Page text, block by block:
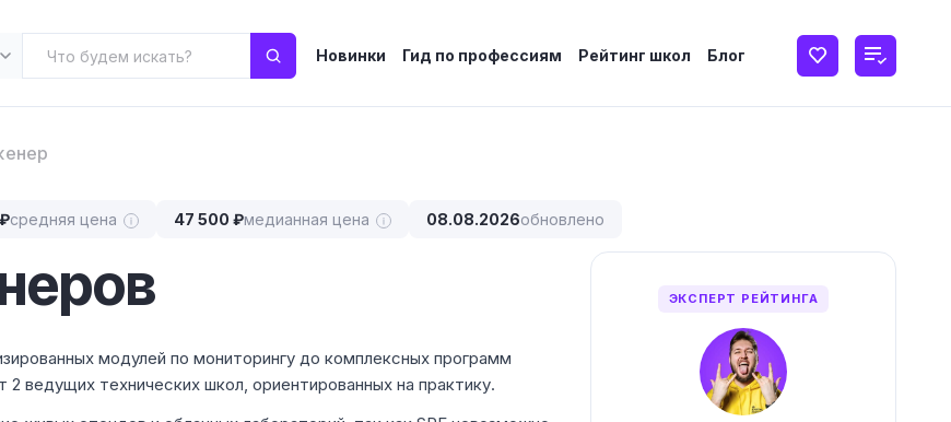
Новинки Гид по профессиям Рейтинг школ Блог
средняя цена 47 500 ₽медианная цена 08.08.2026обновлено
модулей по мониторингу до комплексных программ
ведущих технических школ, ориентированных на практику.
ЭКСПЕРТ РЕЙТИНГА